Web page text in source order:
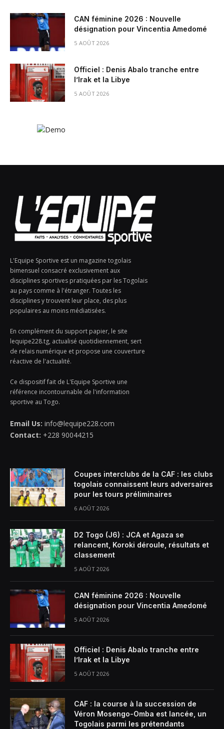
CAN féminine 2026 : Nouvelle
désignation pour Vincentia Amedomé
5 AOÛT 2026
Officiel : Denis Abalo tranche entre
l’Irak et la Libye
5 AOÛT 2026
L'Equipe Sportive est un magazine togolais
bimensuel consacré exclusivement aux
disciplines sportives pratiquées par les Togolais
au pays comme à l'étranger. Toutes les
disciplines y trouvent leur place, des plus
populaires au moins médiatisées.
En complément du support papier, le site
lequipe228.tg, actualisé quotidiennement, sert
de relais numérique et propose une couverture
réactive de l'actualité.
Ce dispositif fait de L'Equipe Sportive une
référence incontournable de l'information
sportive au Togo.
Email Us: info@lequipe228.com
Contact: +228 90044215
Coupes interclubs de la CAF : les clubs
togolais connaissent leurs adversaires
pour les tours préliminaires
6 AOÛT 2026
D2 Togo (J6) : JCA et Agaza se
relancent, Koroki déroule, résultats et
classement
5 AOÛT 2026
CAN féminine 2026 : Nouvelle
désignation pour Vincentia Amedomé
5 AOÛT 2026
Officiel : Denis Abalo tranche entre
l’Irak et la Libye
5 AOÛT 2026
CAF : la course à la succession de
Véron Mosengo-Omba est lancée, un
Togolais parmi les prétendants